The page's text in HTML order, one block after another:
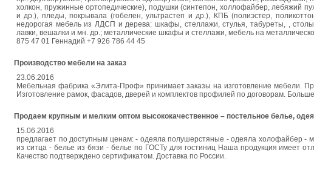
холкон, пружинные ортопедические), подушки (синтепон, холлофайбер, лебяжий
и др.), пледы, покрывала (гобелен, ультрастеп и др.), КПБ (полиэстер,
недорогая мебель из ЛДСП и дерева: шкафы, стеллажи, стулья, табуреты, ,
лавки, вешалки и мн. др.; металлические шкафы и стеллажи, мебель на
875 47 01 Геннадий +7 926 786 44 45
Производство мебели на заказ
23.06.2016
Мебельная фабрика «Элита-Проф» принимает заказы на изготовление мебели.
Изготовление рамок, фасадов, дверей и комплектов профилей по договорам.
Продаем крупным и мелким оптом высококачественное – постельное белье,
15.06.2016
предлагает по доступным ценам: - одеяла полушерстяные - одеяла холофайбер -
из ситца - белье из бязи - белье по ГОСТу для гостиниц Наша продукция имеет
Качество подтверждено сертификатом. Доставка по России.